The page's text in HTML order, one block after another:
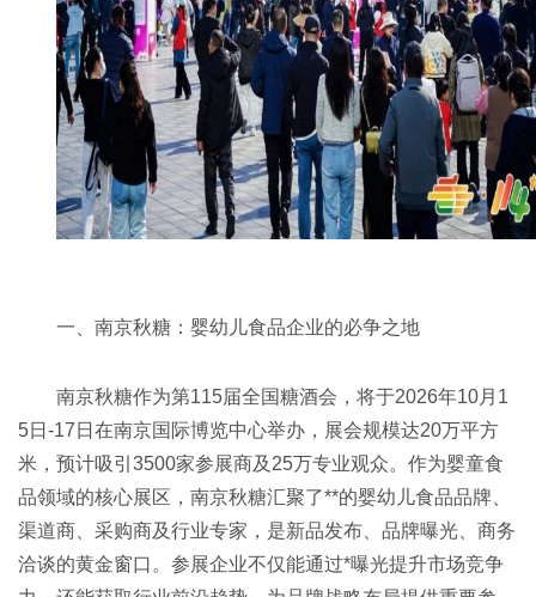
一、南京秋糖：婴幼儿食品企业的必争之地
南京秋糖作为第115届全国糖酒会 ，将于2026年10月1
5日-17日在南京国际博览中心举办，展会规模达20万平方
米，预计吸引3500家参展商及25万专业观众。作为婴童食
品领域的核心展区，南京秋糖汇聚了**的婴幼儿食品品牌、
渠道商、采购商及行业专家，是新品发布、品牌曝光、商务
洽谈的黄金窗口。参展企业不仅能通过*曝光提升市场竞争